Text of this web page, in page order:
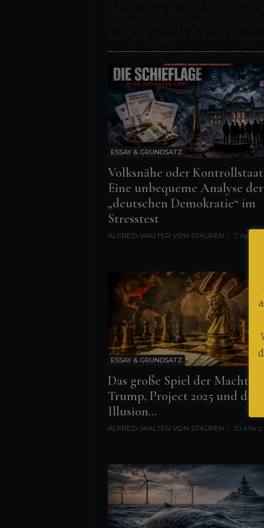
ESSAY & GRUNDSATZ
Volksnähe oder
Eine unbequeme Analyse der
„deutschen Demokratie“ im
Stresstest
ALFRED-WALTER VON STAUFEN - 7. April
ESSAY & GRUNDSATZ
Das große Spiel der Macht:
Trump, Project 2025 und die
Illusion...
ALFRED-WALTER VON STAUFEN - 30. März